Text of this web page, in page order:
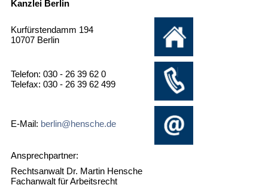
Kanzlei Berlin
Kurfürstendamm 194
10707 Berlin
Telefon: 030 - 26 39 62 0
Telefax: 030 - 26 39 62 499
E-Mail: berlin@hensche.de
Ansprechpartner:
Rechtsanwalt Dr. Martin Hensche
Fachanwalt für Arbeitsrecht